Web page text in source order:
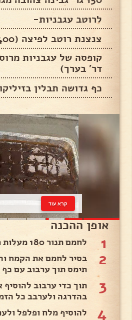
לרוטב עגבניות-
צנצנת רוטב לפיצה (400 גר')
דר' בערך)
כף גדושה תבלין
קרא עוד
אופן ההכנה
1 לחמם תנור 180 מעלות רגיל..
2
בסיר לחמם את הקמח
תימס תוך ערבוב עם
3
תוך כדי ערבוב
בהדרגה ולערבב כל
4
להוסיף מלח ופלפל